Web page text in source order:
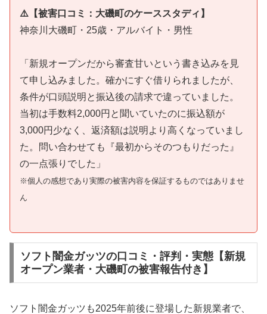
⚠️【被害口コミ：大磯町のケーススタディ】
神奈川大磯町・25歳・アルバイト・男性
「新規オープンだから審査甘いという書き込みを見
て申し込みました。確かにすぐ借りられましたが、
条件が口頭説明と振込後の請求で違っていました。
当初は手数料2,000円と聞いていたのに振込額が
3,000円少なく、返済額は説明より高くなっていまし
た。問い合わせても『最初からそのつもりだった』
の一点張りでした」
※個人の感想であり実際の被害内容を保証するものではありませ
ん
ソフト闇金ガッツの口コミ・評判・実態【新規
オープン業者・大磯町の被害報告付き】
ソフト闇金ガッツも2025年前後に登場した新規業者で、